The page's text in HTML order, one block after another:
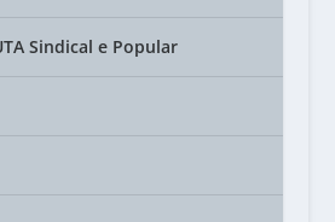
Sindical e Popular